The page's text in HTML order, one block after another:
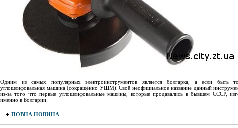
Одним из самых популярных электроинструментов является болгарка, а если быть
углошлифовальная машина (сокращённо УШМ). Своё неофициальное название данный
из-за того что первые углошлифовальные машины, которые продавались в бывшем СССР,
именно в Болгарии.
ПОВНА НОВИНА